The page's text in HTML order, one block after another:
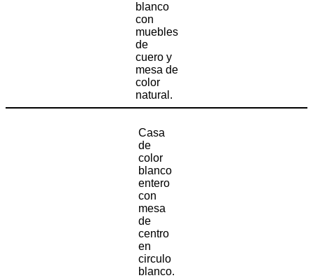
blanco
con
muebles
de
cuero y
mesa de
color
natural.
Casa
de
color
blanco
entero
con
mesa
de
centro
en
circulo
blanco.